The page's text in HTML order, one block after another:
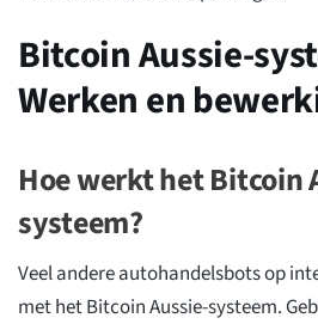
Bitcoin Aussie-
Werken en
Hoe werkt het Bitcoin
systeem?
Veel andere autohandelsbots op
met het Bitcoin Aussie-systeem.